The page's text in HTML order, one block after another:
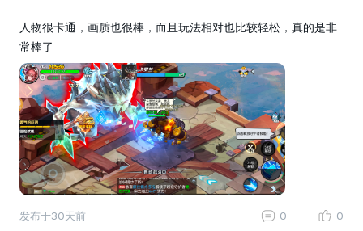
人物很卡通，画质也很棒，而且玩法相对也比较轻松，真的是非
常棒了
发布于30天前 0 0